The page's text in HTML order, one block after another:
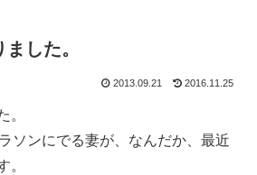
した。
2013.09.21 2016.11.25
。
ソンにでる妻が、なんだか、最近
。